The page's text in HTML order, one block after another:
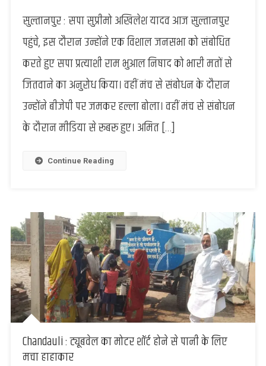
:
अखिलेश
यादव
ने
किया
सुल्तानपुर
में
को
सुल्तानपुर : सपा सुप्रीमो अखिलेश यादव आज सुल्तानपुर
पहुंचे, इस दौरान उन्होंने एक विशाल जनसभा को संबोधित
करते हुए सपा प्रत्याशी राम भुआल निषाद को भारी मतों से
जितवाने का अनुरोध किया। वहीं मंच से संबोधन के दौरान
उन्होंने बीजेपी पर जमकर हल्ला बोला। वहीं मंच से संबोधन
के दौरान मीडिया से रूबरू हुए। अमित […]
Continue Reading
Chandauli : ट्यूबवेल का मोटर शॉर्ट होने से पानी के लिए
मचा हाहाकार